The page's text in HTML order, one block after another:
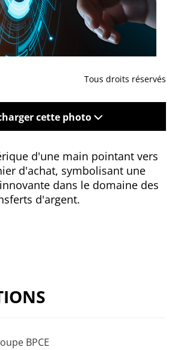
Tous droits réservés
cette photo
d'une main pointant vers
d'achat, symbolisant une
dans le domaine des
d'argent.
BPCE